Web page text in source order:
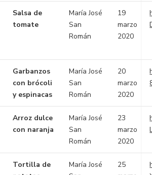
Salsa de
tomate
María José
San
Román
19
marzo
2020
Garbanzos
con brócoli
y espinacas
María José
San
Román
20
marzo
2020
Arroz dulce
con naranja
María José
San
Román
23
marzo
2020
Tortilla de
María José
25